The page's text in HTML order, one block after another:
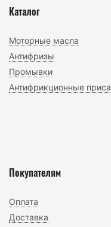
Каталог
Моторные масла
Антифризы
Промывки
Антифрикционные
Покупателям
Оплата
Доставка